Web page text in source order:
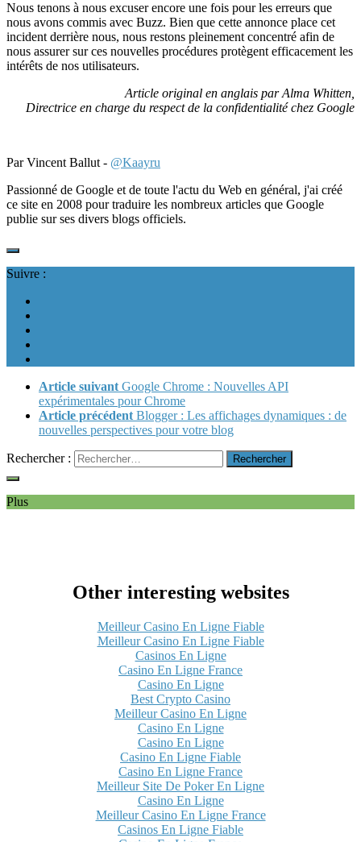
Nous tenons à nous excuser encore une fois pour les erreurs que
nous avons commis avec Buzz. Bien que cette annonce place cet
incident derrière nous, nous restons pleinement concentré afin de
nous assurer sur ces nouvelles procédures protègent efficacement les
intérêts de nos utilisateurs.
Article original en anglais par Alma Whitten,
Directrice en charge du respect de la confidentialité chez Google
Par Vincent Ballut - @Kaayru
Passionné de Google et de toute l'actu du Web en général, j'ai créé
ce site en 2008 pour traduire les nombreux articles que Google
publie sur ses divers blogs officiels.
Suivre :
Article suivant Google Chrome : Nouvelles API
expérimentales pour Chrome
Article précédent Blogger : Les affichages dynamiques : de
nouvelles perspectives pour votre blog
Rechercher :
Plus
Other interesting websites
Meilleur Casino En Ligne Fiable
Meilleur Casino En Ligne Fiable
Casinos En Ligne
Casino En Ligne France
Casino En Ligne
Best Crypto Casino
Meilleur Casino En Ligne
Casino En Ligne
Casino En Ligne
Casino En Ligne Fiable
Casino En Ligne France
Meilleur Site De Poker En Ligne
Casino En Ligne
Meilleur Casino En Ligne France
Casinos En Ligne Fiable